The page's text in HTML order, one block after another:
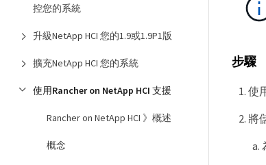
控您的系統
升級NetApp HCI 您的1.9或1.9P1版
擴充NetApp HCI 您的系統
使用Rancher on NetApp HCI 支援
Rancher on NetApp HCI 》概述
概念
步驟
使
將